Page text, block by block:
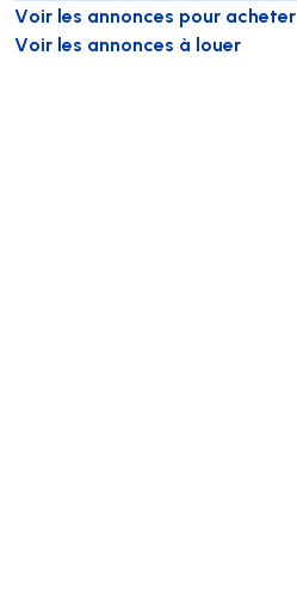
Voir les annonces pour acheter
Voir les annonces à louer